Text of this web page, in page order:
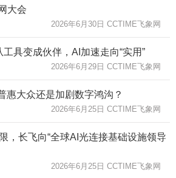
大会
2026年6月30日 CCTIME飞象网
具变成伙伴，AI加速走向“实用”
2026年6月29日 CCTIME飞象网
惠大众还是加剧数字鸿沟？
2026年6月25日 CCTIME飞象网
，长飞向“全球AI光连接基础设施领导
2026年6月25日 CCTIME飞象网